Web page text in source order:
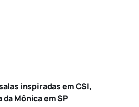
inspiradas em CSI,
da Mônica em SP